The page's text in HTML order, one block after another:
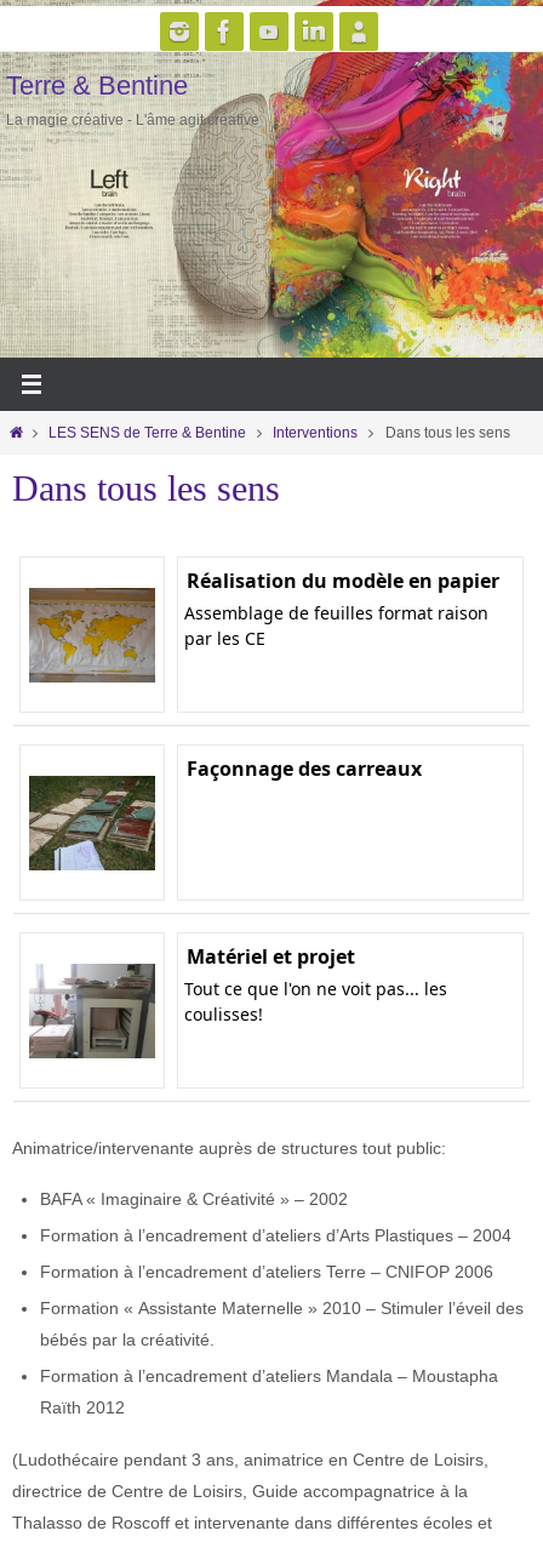
vers
le
contenu
Terre & Bentine
La magie créative - L'âme agit créative
HomeLES SENS de Terre & Bentine Interventions Dans tous les sens
Dans tous les sens
Réalisation du modèle en papier
Assemblage de feuilles format raison
par les CE
Façonnage des carreaux
Matériel et projet
Tout ce que l'on ne voit pas... les
coulisses!
Animatrice/intervenante auprès de structures tout public:
BAFA « Imaginaire & Créativité » – 2002
Formation à l’encadrement d’ateliers d’Arts Plastiques – 2004
Formation à l’encadrement d’ateliers Terre – CNIFOP 2006
Formation « Assistante Maternelle » 2010 – Stimuler l’éveil des
bébés par la créativité.
Formation à l’encadrement d’ateliers Mandala – Moustapha
Raïth 2012
(Ludothécaire pendant 3 ans, animatrice en Centre de Loisirs,
directrice de Centre de Loisirs, Guide accompagnatrice à la
Thalasso de Roscoff et intervenante dans différentes écoles et